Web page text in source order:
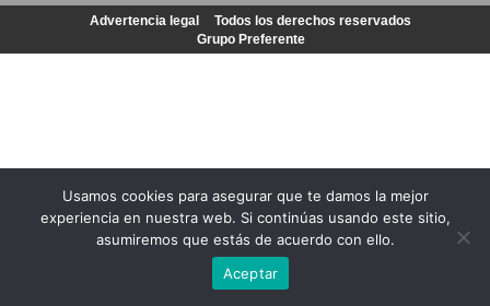
Usamos cookies para asegurar que te damos la mejor
experiencia en nuestra web. Si continúas usando este sitio,
asumiremos que estás de acuerdo con ello.
Aceptar
Advertencia legal
Todos los derechos reservados
Grupo Preferente